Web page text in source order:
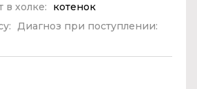
холке:
котенок
Диагноз при поступлении: